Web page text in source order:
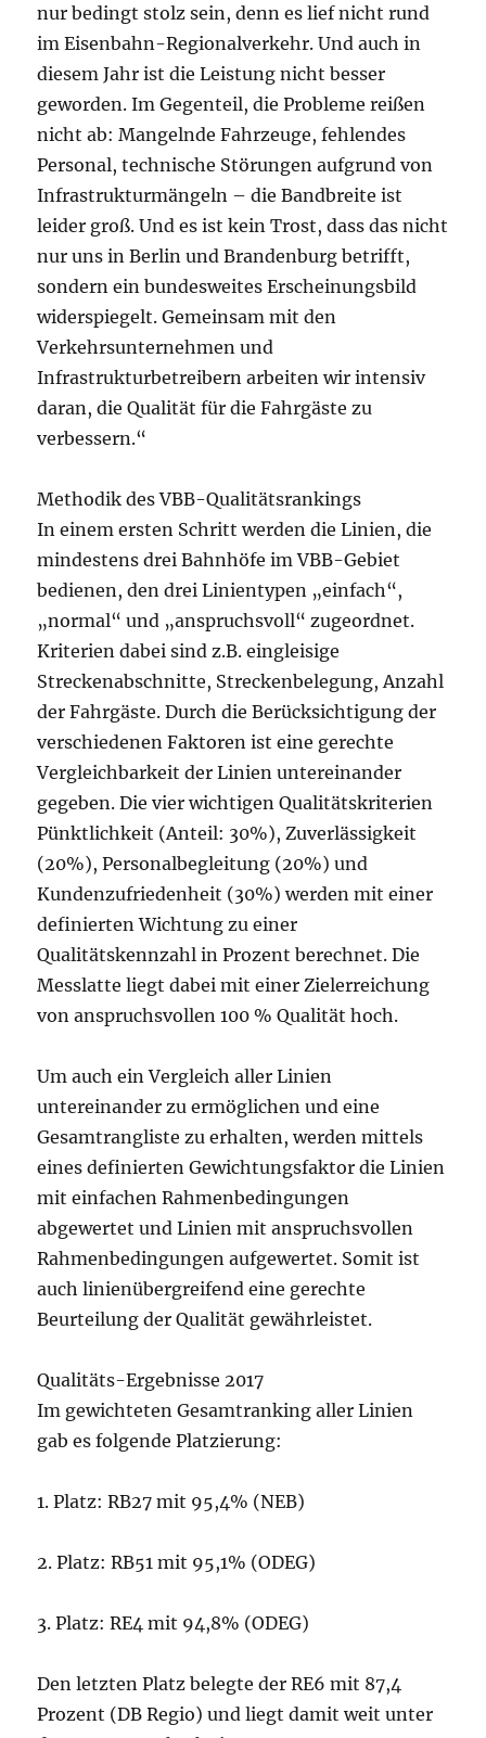
nur bedingt stolz sein, denn es lief nicht rund
im Eisenbahn-Regionalverkehr. Und auch in
diesem Jahr ist die Leistung nicht besser
geworden. Im Gegenteil, die Probleme reißen
nicht ab: Mangelnde Fahrzeuge, fehlendes
Personal, technische Störungen aufgrund von
Infrastrukturmängeln – die Bandbreite ist
leider groß. Und es ist kein Trost, dass das nicht
nur uns in Berlin und Brandenburg betrifft,
sondern ein bundesweites Erscheinungsbild
widerspiegelt. Gemeinsam mit den
Verkehrsunternehmen und
Infrastrukturbetreibern arbeiten wir intensiv
daran, die Qualität für die Fahrgäste zu
verbessern.“
Methodik des VBB-Qualitätsrankings
In einem ersten Schritt werden die Linien, die
mindestens drei Bahnhöfe im VBB-Gebiet
bedienen, den drei Linientypen „einfach“,
„normal“ und „anspruchsvoll“ zugeordnet.
Kriterien dabei sind z.B. eingleisige
Streckenabschnitte, Streckenbelegung, Anzahl
der Fahrgäste. Durch die Berücksichtigung der
verschiedenen Faktoren ist eine gerechte
Vergleichbarkeit der Linien untereinander
gegeben. Die vier wichtigen Qualitätskriterien
Pünktlichkeit (Anteil: 30%), Zuverlässigkeit
(20%), Personalbegleitung (20%) und
Kundenzufriedenheit (30%) werden mit einer
definierten Wichtung zu einer
Qualitätskennzahl in Prozent berechnet. Die
Messlatte liegt dabei mit einer Zielerreichung
von anspruchsvollen 100 % Qualität hoch.
Um auch ein Vergleich aller Linien
untereinander zu ermöglichen und eine
Gesamtrangliste zu erhalten, werden mittels
eines definierten Gewichtungsfaktor die Linien
mit einfachen Rahmenbedingungen
abgewertet und Linien mit anspruchsvollen
Rahmenbedingungen aufgewertet. Somit ist
auch linienübergreifend eine gerechte
Beurteilung der Qualität gewährleistet.
Qualitäts-Ergebnisse 2017
Im gewichteten Gesamtranking aller Linien
gab es folgende Platzierung:
1. Platz: RB27 mit 95,4% (NEB)
2. Platz: RB51 mit 95,1% (ODEG)
3. Platz: RE4 mit 94,8% (ODEG)
Den letzten Platz belegte der RE6 mit 87,4
Prozent (DB Regio) und liegt damit weit unter